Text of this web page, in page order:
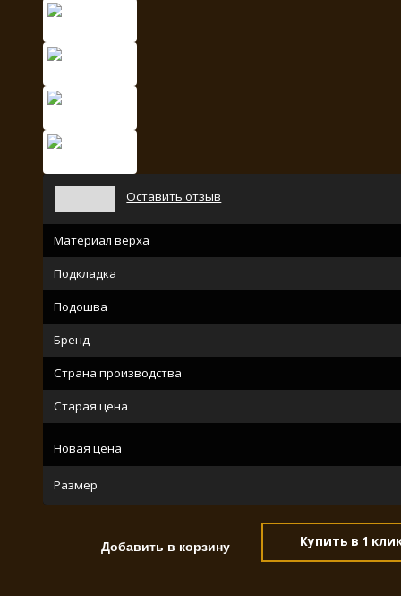
Оставить отзыв
Материал верха
Подкладка
Подошва
Бренд
Страна производства
Старая цена
Новая цена
Размер
Купить в 1